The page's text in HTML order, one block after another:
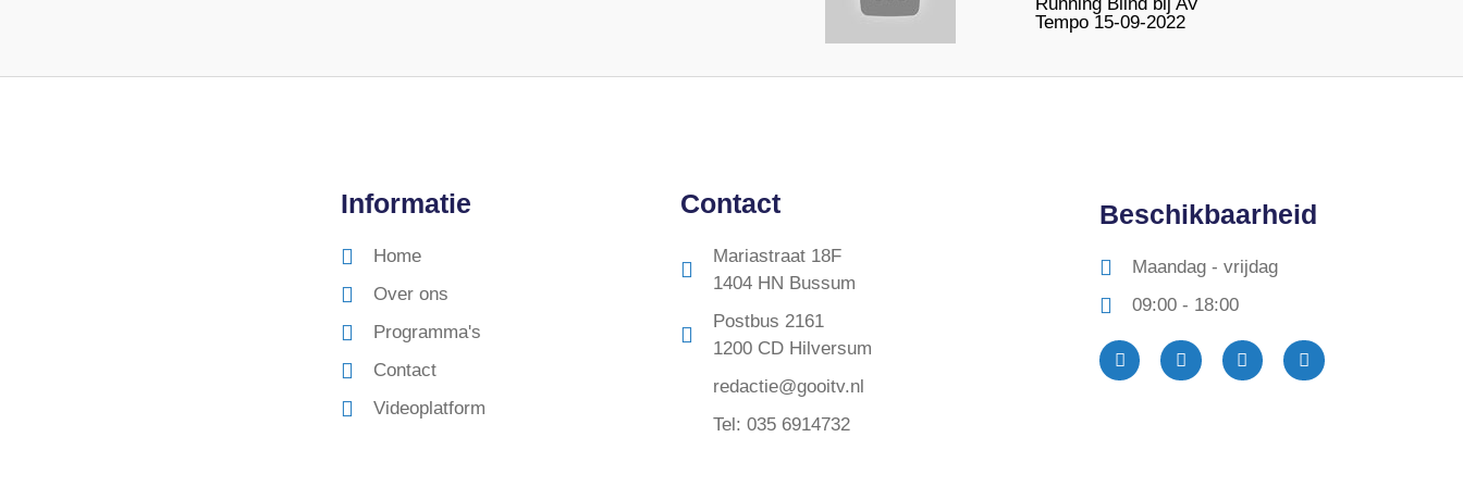
Tempo 15-09-2022
Informatie
Home
Over ons
Programma's
Contact
Videoplatform
Contact
Mariastraat 18F
1404 HN Bussum
Postbus 2161
1200 CD Hilversum
redactie@gooitv.nl
Tel: 035 6914732
Beschikbaarheid
Maandag - vrijdag
09:00 - 18:00